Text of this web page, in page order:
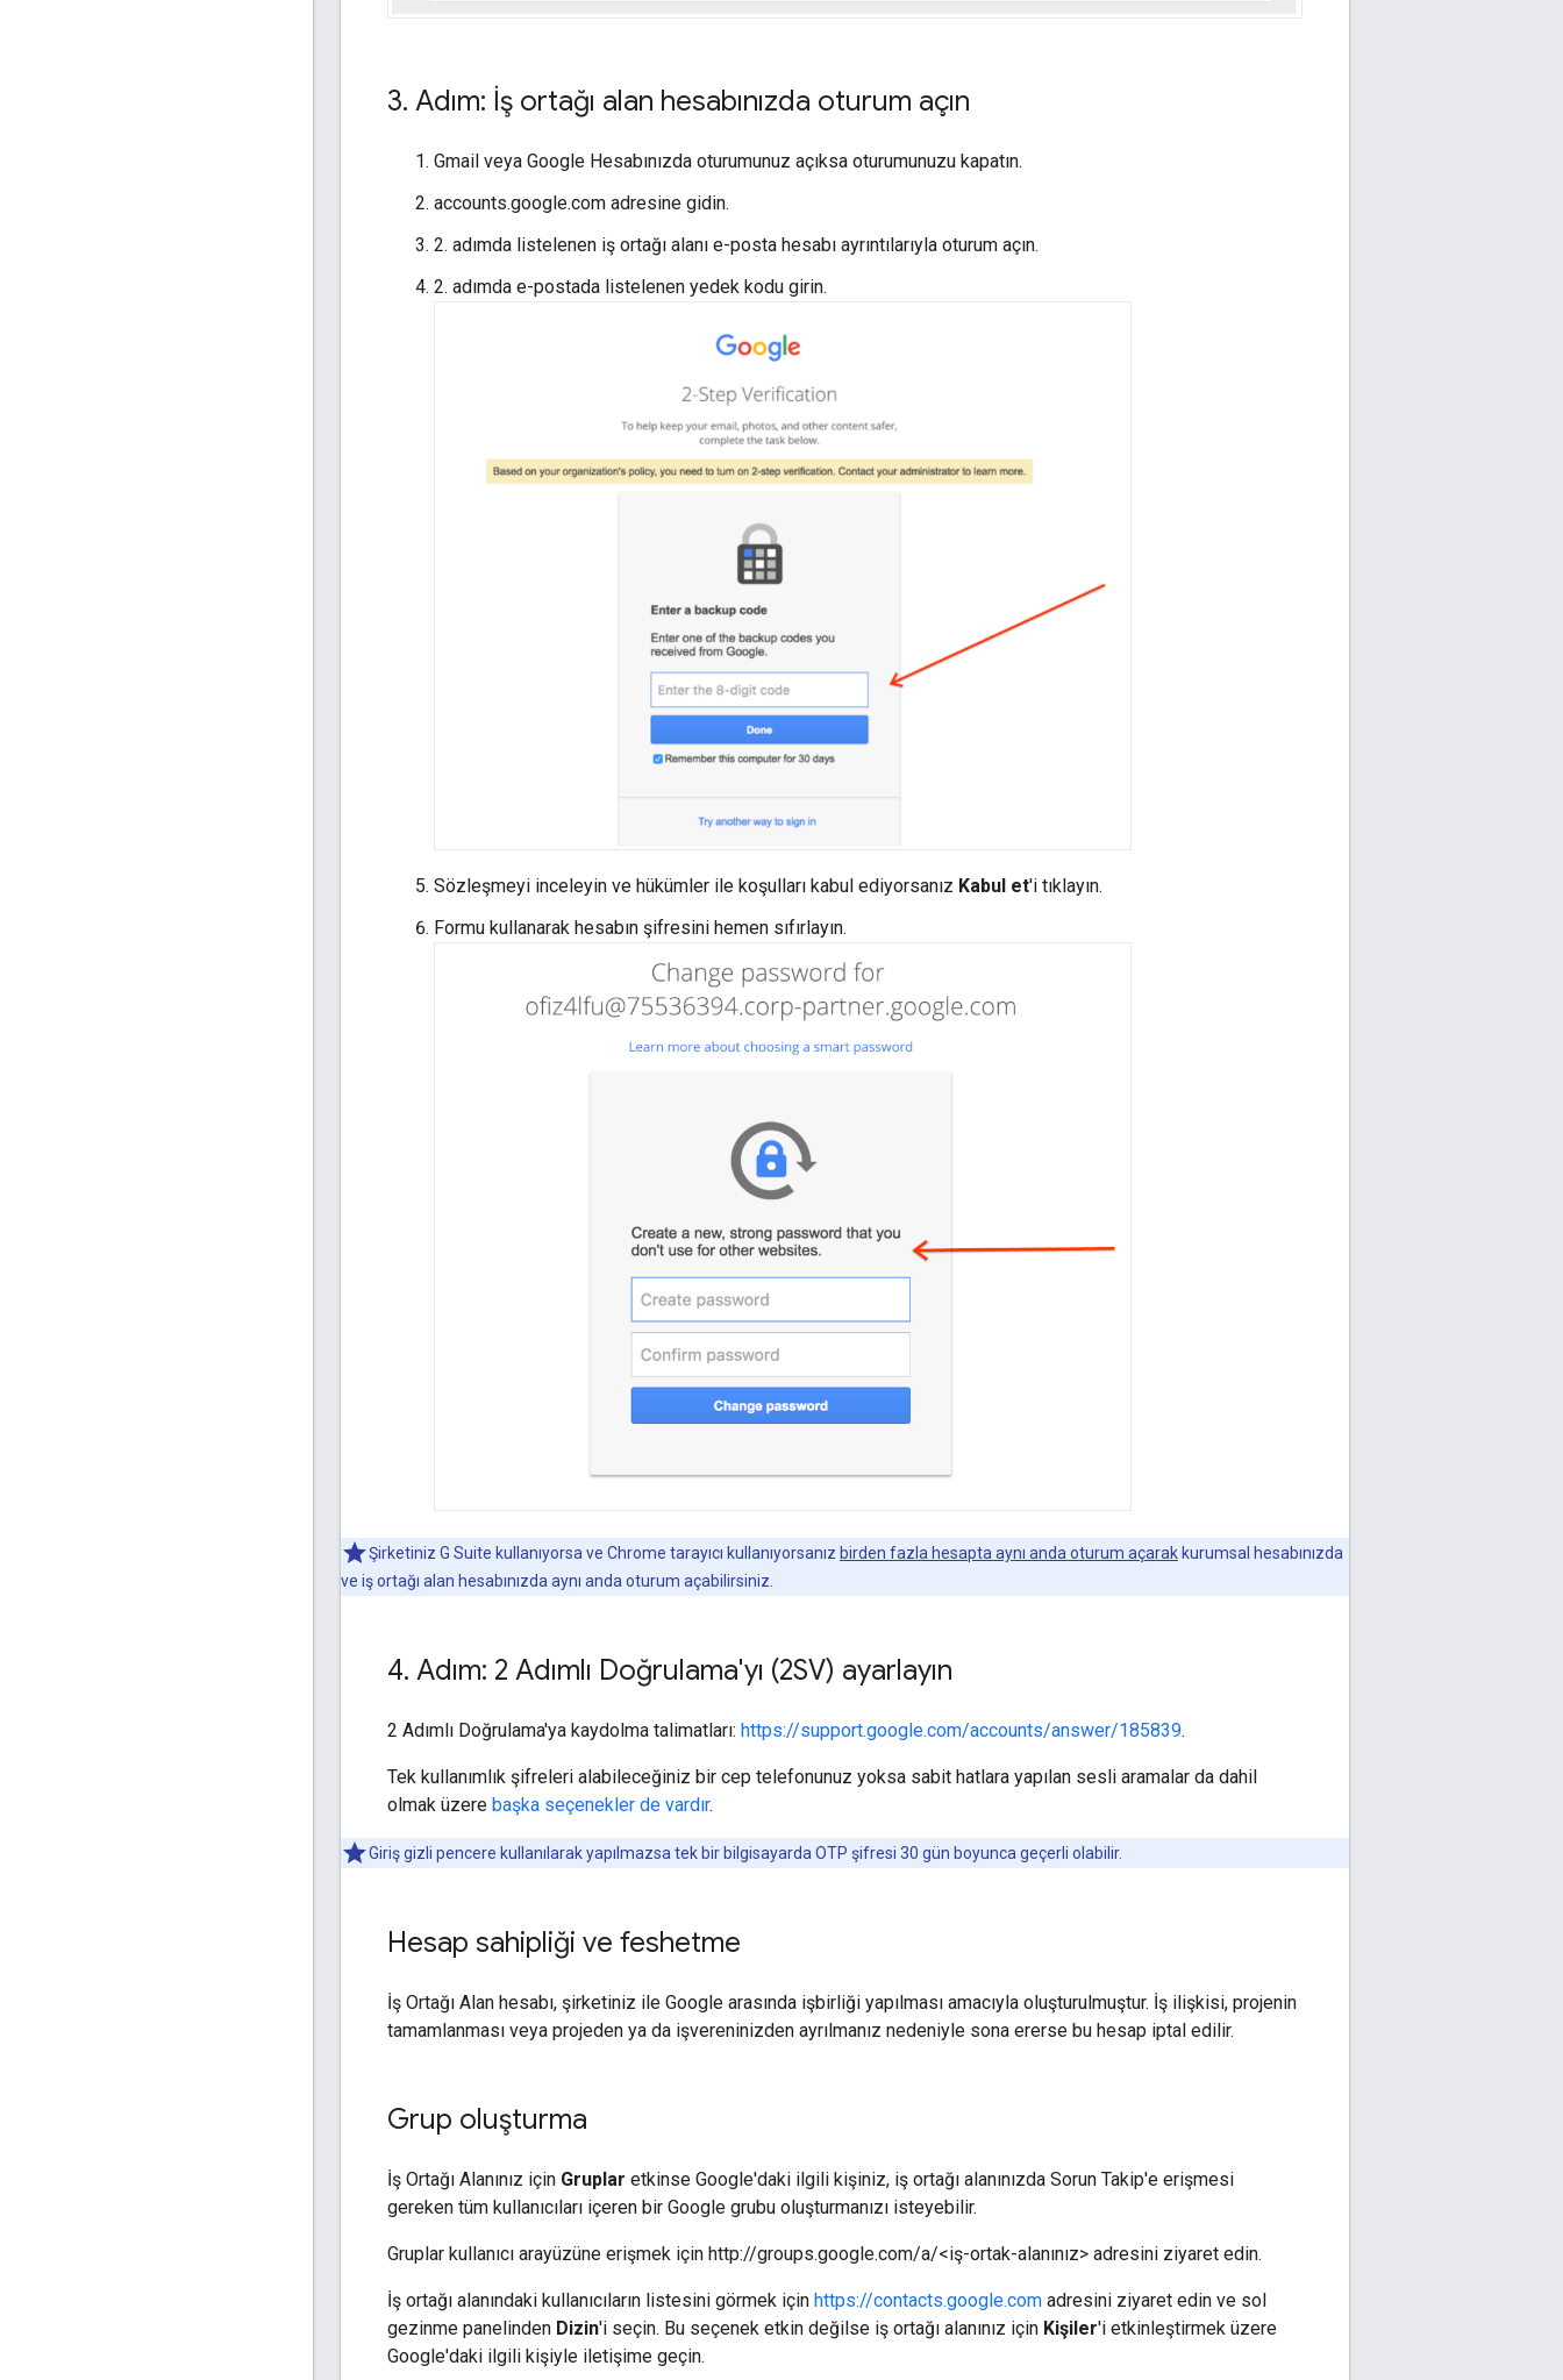
3. Adım: İş ortağı alan hesabınızda oturum açın
Gmail veya Google Hesabınızda oturumunuz açıksa oturumunuzu kapatın.
accounts.google.com adresine gidin.
2. adımda listelenen iş ortağı alanı e-posta hesabı ayrıntılarıyla oturum açın.
2. adımda e-postada listelenen yedek kodu girin.
Sözleşmeyi inceleyin ve hükümler ile koşulları kabul ediyorsanız Kabul et'i tıklayın.
Formu kullanarak hesabın şifresini hemen sıfırlayın.
Şirketiniz G Suite kullanıyorsa ve Chrome tarayıcı kullanıyorsanız birden fazla hesapta aynı anda oturum açarak kurumsal hesabınızda
ve iş ortağı alan hesabınızda aynı anda oturum açabilirsiniz.
4. Adım: 2 Adımlı Doğrulama'yı (2SV) ayarlayın
2 Adımlı Doğrulama'ya kaydolma talimatları: https://support.google.com/accounts/answer/185839.
Tek kullanımlık şifreleri alabileceğiniz bir cep telefonunuz yoksa sabit hatlara yapılan sesli aramalar da dahil
olmak üzere başka seçenekler de vardır.
Giriş gizli pencere kullanılarak yapılmazsa tek bir bilgisayarda OTP şifresi 30 gün boyunca geçerli olabilir.
Hesap sahipliği ve feshetme
İş Ortağı Alan hesabı, şirketiniz ile Google arasında işbirliği yapılması amacıyla oluşturulmuştur. İş ilişkisi, projenin
tamamlanması veya projeden ya da işvereninizden ayrılmanız nedeniyle sona ererse bu hesap iptal edilir.
Grup oluşturma
İş Ortağı Alanınız için Gruplar etkinse Google'daki ilgili kişiniz, iş ortağı alanınızda Sorun Takip'e erişmesi
gereken tüm kullanıcıları içeren bir Google grubu oluşturmanızı isteyebilir.
Gruplar kullanıcı arayüzüne erişmek için http://groups.google.com/a/<iş-ortak-alanınız> adresini ziyaret edin.
İş ortağı alanındaki kullanıcıların listesini görmek için https://contacts.google.com adresini ziyaret edin ve sol
gezinme panelinden Dizin'i seçin. Bu seçenek etkin değilse iş ortağı alanınız için Kişiler'i etkinleştirmek üzere
Google'daki ilgili kişiyle iletişime geçin.